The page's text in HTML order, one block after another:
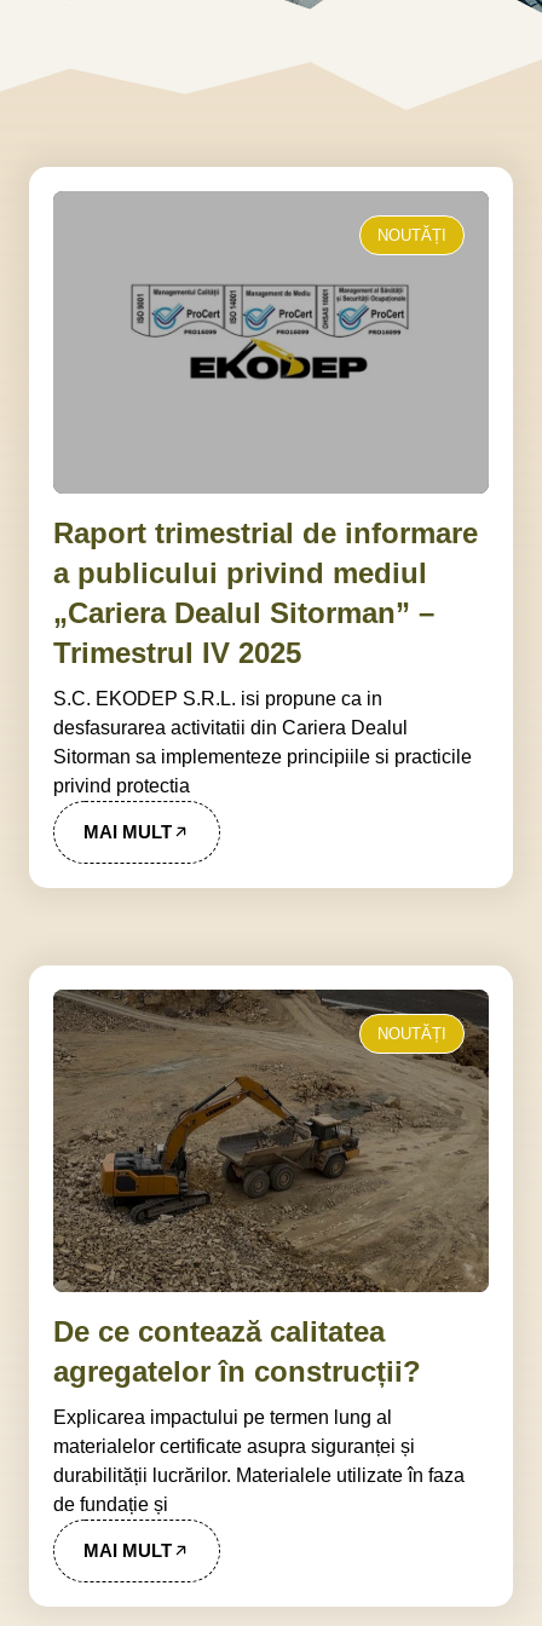
NOUTĂȚI
Raport trimestrial de informare
a publicului privind mediul
„Cariera Dealul Sitorman” –
Trimestrul IV 2025
S.C. EKODEP S.R.L. isi propune ca in
desfasurarea activitatii din Cariera Dealul
Sitorman sa implementeze principiile si practicile
privind protectia
MAI MULT
NOUTĂȚI
De ce contează calitatea
agregatelor în construcții?
Explicarea impactului pe termen lung al
materialelor certificate asupra siguranței și
durabilității lucrărilor. Materialele utilizate în faza
de fundație și
MAI MULT